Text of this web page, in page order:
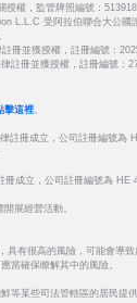
權，監管牌照編號：513918
L.L.C 受阿拉伯聯合大公國
冊並獲授權，註冊編號：
註冊並獲授權，註冊編號：
擊這裡
註冊成立，公司註冊編號為
成立，公司註冊編號為 HE
展經營活動。
具有很高的風險，可能會導致
當確保瞭解其中的風險。
等某些司法管轄區的居民提供